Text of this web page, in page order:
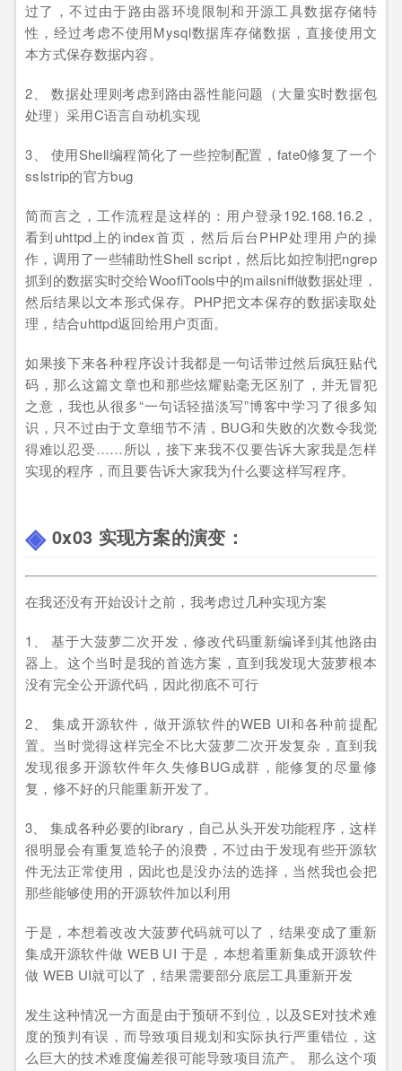
过了，不过由于路由器环境限制和开源工具数据存储特
性，经过考虑不使用Mysql数据库存储数据，直接使用文
本方式保存数据内容。
2、 数据处理则考虑到路由器性能问题（大量实时数据包
处理）采用C语言自动机实现
3、 使用Shell编程简化了一些控制配置，fate0修复了一个
sslstrip的官方bug
简而言之，工作流程是这样的：用户登录192.168.16.2，
看到uhttpd上的index首页，然后后台PHP处理用户的操
作，调用了一些辅助性Shell script，然后比如控制把ngrep
抓到的数据实时交给WoofiTools中的mailsniff做数据处理，
然后结果以文本形式保存。PHP把文本保存的数据读取处
理，结合uhttpd返回给用户页面。
如果接下来各种程序设计我都是一句话带过然后疯狂贴代
码，那么这篇文章也和那些炫耀贴毫无区别了，并无冒犯
之意，我也从很多“一句话轻描淡写”博客中学习了很多知
识，只不过由于文章细节不清，BUG和失败的次数令我觉
得难以忍受……所以，接下来我不仅要告诉大家我是怎样
实现的程序，而且要告诉大家我为什么要这样写程序。
0x03 实现方案的演变：
在我还没有开始设计之前，我考虑过几种实现方案
1、 基于大菠萝二次开发，修改代码重新编译到其他路由
器上。这个当时是我的首选方案，直到我发现大菠萝根本
没有完全公开源代码，因此彻底不可行
2、 集成开源软件，做开源软件的WEB UI和各种前提配
置。当时觉得这样完全不比大菠萝二次开发复杂，直到我
发现很多开源软件年久失修BUG成群，能修复的尽量修
复，修不好的只能重新开发了。
3、 集成各种必要的library，自己从头开发功能程序，这样
很明显会有重复造轮子的浪费，不过由于发现有些开源软
件无法正常使用，因此也是没办法的选择，当然我也会把
那些能够使用的开源软件加以利用
于是，本想着改改大菠萝代码就可以了，结果变成了重新
集成开源软件做 WEB UI 于是，本想着重新集成开源软件
做 WEB UI就可以了，结果需要部分底层工具重新开发
发生这种情况一方面是由于预研不到位，以及SE对技术难
度的预判有误，而导致项目规划和实际执行严重错位，这
么巨大的技术难度偏差很可能导致项目流产。 那么这个项